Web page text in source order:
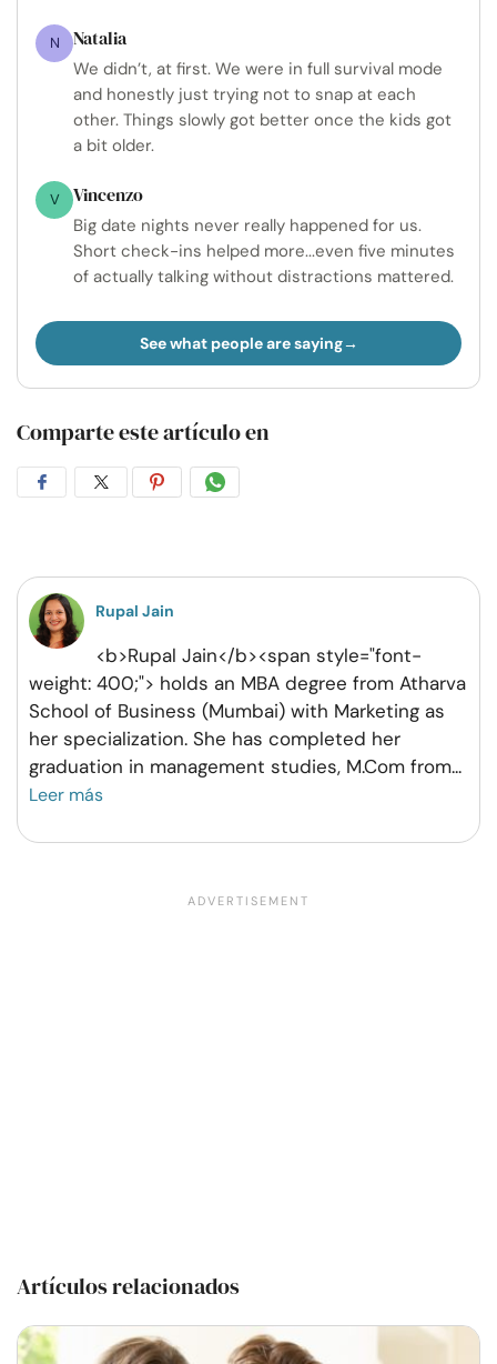
N Natalia
We didn’t, at first. We were in full survival mode
and honestly just trying not to snap at each
other. Things slowly got better once the kids got
a bit older.
V Vincenzo
Big date nights never really happened for us.
Short check-ins helped more...even five minutes
of actually talking without distractions mattered.
See what people are saying
Comparte este artículo en
CompartirCompartirCompartirCompartir
Rupal Jain
<b>Rupal Jain</b><span style="font-
weight: 400;"> holds an MBA degree from Atharva
School of Business (Mumbai) with Marketing as
her specialization. She has completed her
graduation in management studies, M.Com from...
Leer más
Artículos relacionados